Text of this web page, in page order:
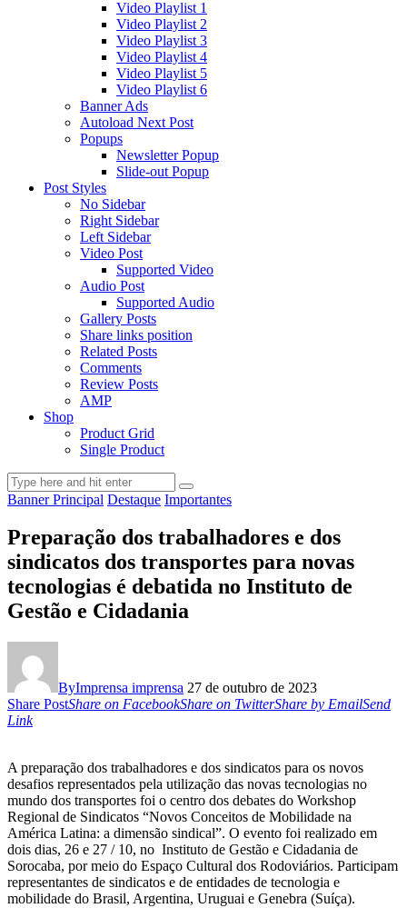
Video Playlist 1
Video Playlist 2
Video Playlist 3
Video Playlist 4
Video Playlist 5
Video Playlist 6
Banner Ads
Autoload Next Post
Popups
Newsletter Popup
Slide-out Popup
Post Styles
No Sidebar
Right Sidebar
Left Sidebar
Video Post
Supported Video
Audio Post
Supported Audio
Gallery Posts
Share links position
Related Posts
Comments
Review Posts
AMP
Shop
Product Grid
Single Product
Banner Principal Destaque Importantes
Preparação dos trabalhadores e dos
sindicatos dos transportes para novas
tecnologias é debatida no Instituto de
Gestão e Cidadania
ByImprensa imprensa 27 de outubro de 2023
Share PostShare on FacebookShare on TwitterShare by EmailSend
Link
A preparação dos trabalhadores e dos sindicatos para os novos
desafios representados pela utilização das novas tecnologias no
mundo dos transportes foi o centro dos debates do Workshop
Regional de Sindicatos “Novos Conceitos de Mobilidade na
América Latina: a dimensão sindical”. O evento foi realizado em
dois dias, 26 e 27 / 10, no Instituto de Gestão e Cidadania de
Sorocaba, por meio do Espaço Cultural dos Rodoviários. Participam
representantes de sindicatos e de entidades de tecnologia e
mobilidade do Brasil, Argentina, Uruguai e Genebra (Suíça).